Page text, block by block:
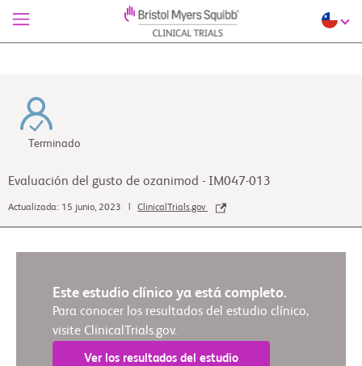
Terminado
Evaluación del gusto de ozanimod - IM047-013
Actualizada: 15 junio, 2023 | ClinicalTrials.gov
Este estudio clínico ya está completo.
Para conocer los resultados del estudio clínico,
visite ClinicalTrials.gov.
Ver los resultados del estudio